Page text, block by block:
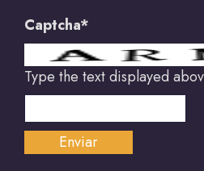
Captcha*
Type the text displayed